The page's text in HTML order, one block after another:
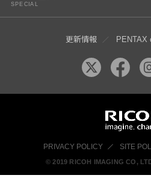
SPECIAL
更新情報 PENTAX
PRIVACY POLICY SITE
© 2019 RICOH IMAGING CO,